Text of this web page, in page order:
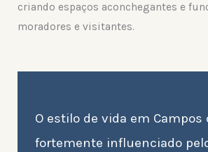
criando espaços aconchegantes e
moradores e visitantes.
O estilo de vida em Campos
fortemente influenciado